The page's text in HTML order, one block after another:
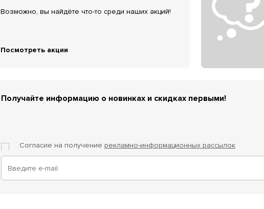
Возможно, вы найдёте что-то среди наших акций!
Посмотреть акции
Получайте информацию о новинках и скидках первыми!
Согласие на получение рекламно-информационных рассылок